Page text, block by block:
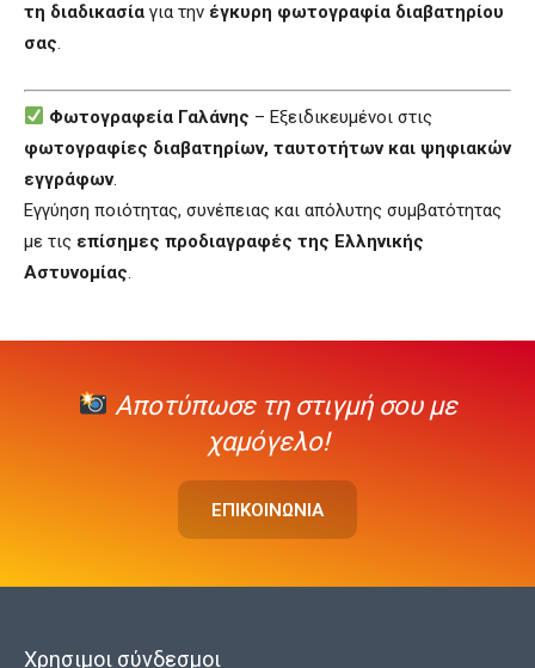
τη διαδικασία για την έγκυρη φωτογραφία διαβατηρίου
σας.
Φωτογραφεία Γαλάνης – Εξειδικευμένοι στις
φωτογραφίες διαβατηρίων, ταυτοτήτων και ψηφιακών
εγγράφων.
Εγγύηση ποιότητας, συνέπειας και απόλυτης συμβατότητας
με τις επίσημες προδιαγραφές της Ελληνικής
Αστυνομίας.
Αποτύπωσε τη στιγμή σου με
χαμόγελο!
ΕΠΙΚΟΙΝΩΝΙΑ
Χρησιμοι σύνδεσμοι